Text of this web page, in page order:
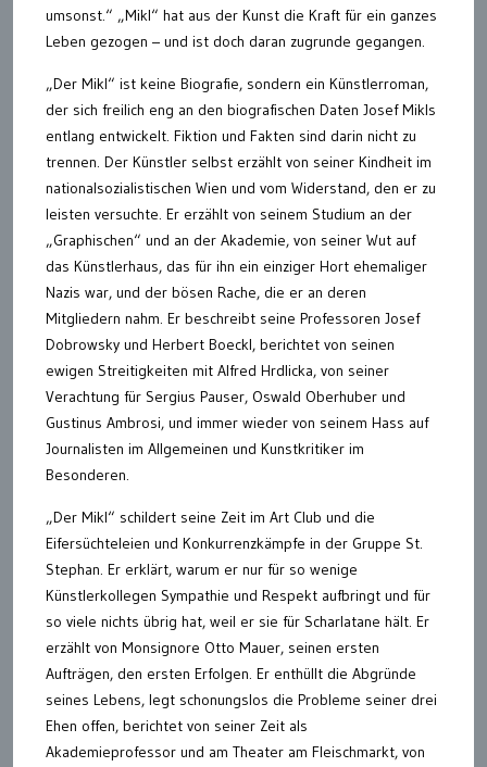
umsonst.“ „Mikl“ hat aus der Kunst die Kraft für ein ganzes
Leben gezogen – und ist doch daran zugrunde gegangen.
„Der Mikl“ ist keine Biografie, sondern ein Künstlerroman,
der sich freilich eng an den biografischen Daten Josef Mikls
entlang entwickelt. Fiktion und Fakten sind darin nicht zu
trennen. Der Künstler selbst erzählt von seiner Kindheit im
nationalsozialistischen Wien und vom Widerstand, den er zu
leisten versuchte. Er erzählt von seinem Studium an der
„Graphischen“ und an der Akademie, von seiner Wut auf
das Künstlerhaus, das für ihn ein einziger Hort ehemaliger
Nazis war, und der bösen Rache, die er an deren
Mitgliedern nahm. Er beschreibt seine Professoren Josef
Dobrowsky und Herbert Boeckl, berichtet von seinen
ewigen Streitigkeiten mit Alfred Hrdlicka, von seiner
Verachtung für Sergius Pauser, Oswald Oberhuber und
Gustinus Ambrosi, und immer wieder von seinem Hass auf
Journalisten im Allgemeinen und Kunstkritiker im
Besonderen.
„Der Mikl“ schildert seine Zeit im Art Club und die
Eifersüchteleien und Konkurrenzkämpfe in der Gruppe St.
Stephan. Er erklärt, warum er nur für so wenige
Künstlerkollegen Sympathie und Respekt aufbringt und für
so viele nichts übrig hat, weil er sie für Scharlatane hält. Er
erzählt von Monsignore Otto Mauer, seinen ersten
Aufträgen, den ersten Erfolgen. Er enthüllt die Abgründe
seines Lebens, legt schonungslos die Probleme seiner drei
Ehen offen, berichtet von seiner Zeit als
Akademieprofessor und am Theater am Fleischmarkt, von